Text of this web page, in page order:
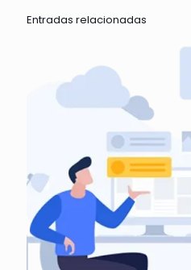
Entradas relacionadas